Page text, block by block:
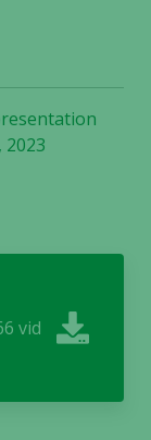
2023
vid
så
viss